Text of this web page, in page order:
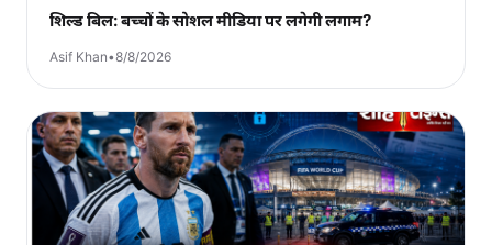
शिल्ड बिल: बच्चों के सोशल मीडिया पर लगेगी लगाम?
Asif Khan•8/8/2026